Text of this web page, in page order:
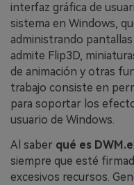
interfaz gráfica de
sistema en Windows,
administrando
admite Flip3D,
de animación y otras
trabajo consiste en
para soportar los
usuario de Windows.
Al saber qué es
siempre que esté
excesivos recursos.